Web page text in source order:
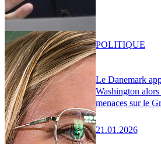
Le Danemark
Washington
menaces sur le
21.01.2026
POLITIQUE